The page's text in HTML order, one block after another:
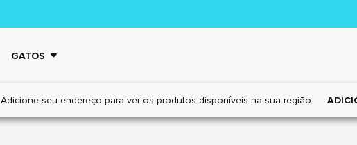
GATOS
Adicione seu endereço para ver os produtos disponíveis na sua região.